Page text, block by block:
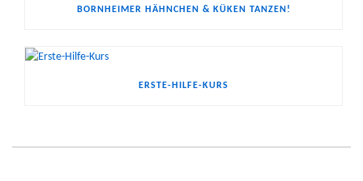
BORNHEIMER HÄHNCHEN & KÜKEN TANZEN!
ERSTE-HILFE-KURS